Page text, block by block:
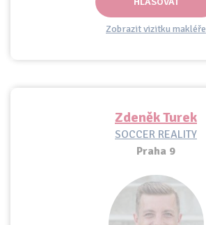
Zobrazit vizitku makléře
Zdeněk Turek
SOCCER REALITY
Praha 9